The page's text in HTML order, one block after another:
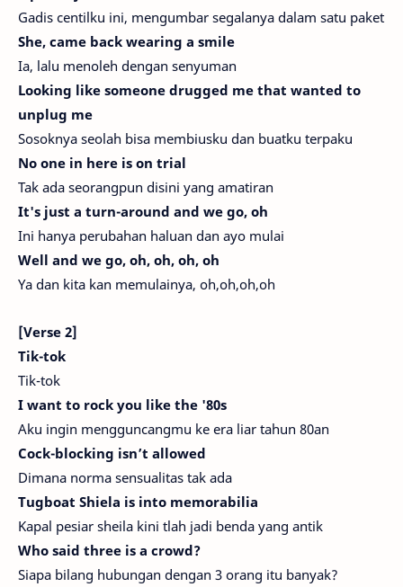
Gadis centilku ini, mengumbar segalanya dalam satu paket
She, came back wearing a smile
Ia, lalu menoleh dengan senyuman
Looking like someone drugged me that wanted to
unplug me
Sosoknya seolah bisa membiusku dan buatku terpaku
No one in here is on trial
Tak ada seorangpun disini yang amatiran
It's just a turn-around and we go, oh
Ini hanya perubahan haluan dan ayo mulai
Well and we go, oh, oh, oh, oh
Ya dan kita kan memulainya, oh,oh,oh,oh
[Verse 2]
Tik-tok
Tik-tok
I want to rock you like the '80s
Aku ingin mengguncangmu ke era liar tahun 80an
Cock-blocking isn’t allowed
Dimana norma sensualitas tak ada
Tugboat Shiela is into memorabilia
Kapal pesiar sheila kini tlah jadi benda yang antik
Who said three is a crowd?
Siapa bilang hubungan dengan 3 orang itu banyak?